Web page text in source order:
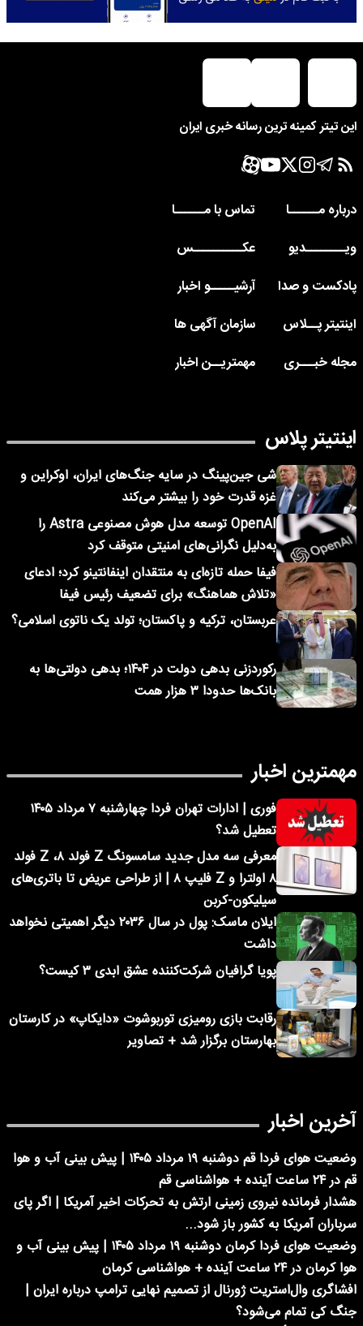
این تیتر کمینه ترین رسانه خبری ایران
درباره مــــــا
تماس با مــــــا
ویــــــــدیو
عکــــــــــس
پادکست و صدا
آرشیـــــو اخبار
اینتیتر پــلاس
سازمان آگهی ها
مجله خبـــری
مهمتریــن اخبار
اینتیتر پلاس
شی جین‌پینگ در سایه جنگ‌های ایران، اوکراین و
غزه قدرت خود را بیشتر می‌کند
OpenAI توسعه مدل هوش مصنوعی Astra را
به‌دلیل نگرانی‌های امنیتی متوقف کرد
فیفا حمله تازه‌ای به منتقدان اینفانتینو کرد؛ ادعای
«تلاش هماهنگ» برای تضعیف رئیس فیفا
عربستان، ترکیه و پاکستان؛ تولد یک ناتوی اسلامی؟
رکوردزنی بدهی دولت در ۱۴۰۴؛ بدهی دولتی‌ها به
بانک‌ها حدودا ۳ هزار همت
مهمترین اخبار
فوری | ادارات تهران فردا چهارشنبه ۷ مرداد ۱۴۰۵
تعطیل شد؟
معرفی سه مدل جدید سامسونگ Z فولد ۸، Z فولد
۸ اولترا و Z فلیپ ۸ | از طراحی عریض تا باتری‌های
سیلیکون-کربن
ایلان ماسک: پول در سال ۲۰۳۶ دیگر اهمیتی نخواهد
داشت
پویا گرافیان شرکت‌کننده عشق ابدی ۳ کیست؟
رقابت بازی رومیزی توربوشوت «دایکاپ» در کارستان
بهارستان برگزار شد + تصاویر
آخرین اخبار
وضعیت هوای فردا قم دوشنبه ۱۹ مرداد ۱۴۰۵ | پیش بینی آب و هوا
قم در ۲۴ ساعت آینده + هواشناسی قم
هشدار فرمانده نیروی زمینی ارتش به تحرکات اخیر آمریکا | اگر پای
سرباران آمریکا به کشور باز شود...
وضعیت هوای فردا کرمان دوشنبه ۱۹ مرداد ۱۴۰۵ | پیش بینی آب و
هوا کرمان در ۲۴ ساعت آینده + هواشناسی کرمان
افشاگری وال‌استریت ژورنال از تصمیم نهایی ترامپ درباره ایران |
جنگ کی تمام می‌شود؟